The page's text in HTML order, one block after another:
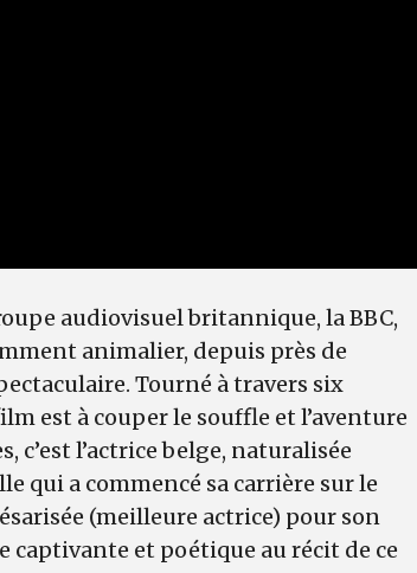
audiovisuel britannique, la BBC,
animalier, depuis près de
Tourné à travers six
est à couper le souffle et l’aventure
l’actrice belge, naturalisée
qui a commencé sa carrière sur le
(meilleure actrice) pour son
captivante et poétique au récit de ce